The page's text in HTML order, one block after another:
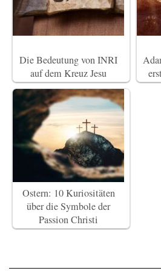
Die Bedeutung von INRI
auf dem Kreuz Jesu
Ostern: 10 Kuriositäten
über die Symbole der
Passion Christi